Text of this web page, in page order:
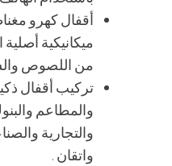
أقفال كهرو
ميكانيكية
من اللصوص
تركيب أقفال
والمطاعم
والتجارية
واتقان .